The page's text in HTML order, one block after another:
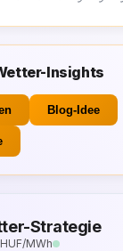
Insights
Blog-Idee
Strategie
MWh